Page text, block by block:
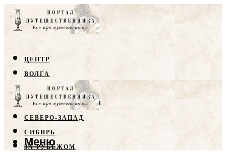
ЦЕНТР
ВОЛГА
КРЫМ
СЕВЕРНЫЙ КАВКАЗ
СЕВЕРО-ЗАПАД
СИБИРЬ
ЗА РУБЕЖОМ
Меню